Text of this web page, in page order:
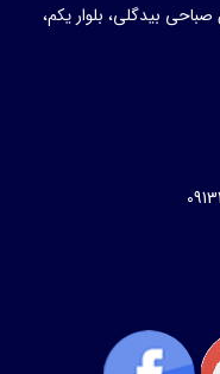
بیدگلی، بلوار یکم،